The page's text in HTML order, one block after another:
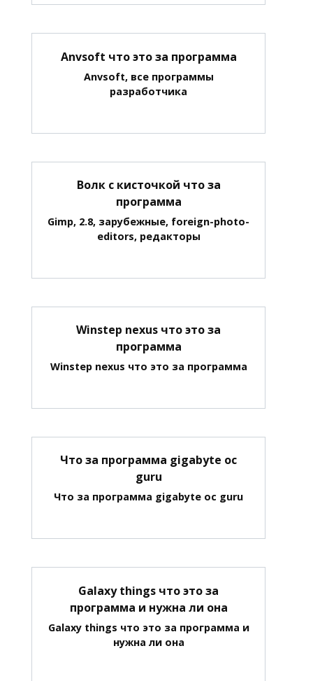
Anvsoft что это за программа
Anvsoft, все программы
разработчика
Волк с кисточкой что за
программа
Gimp, 2.8, зарубежные, foreign-photo-
editors, редакторы
Winstep nexus что это за
программа
Winstep nexus что это за программа
Что за программа gigabyte oc
guru
Что за программа gigabyte oc guru
Galaxy things что это за
программа и нужна ли она
Galaxy things что это за программа и
нужна ли она